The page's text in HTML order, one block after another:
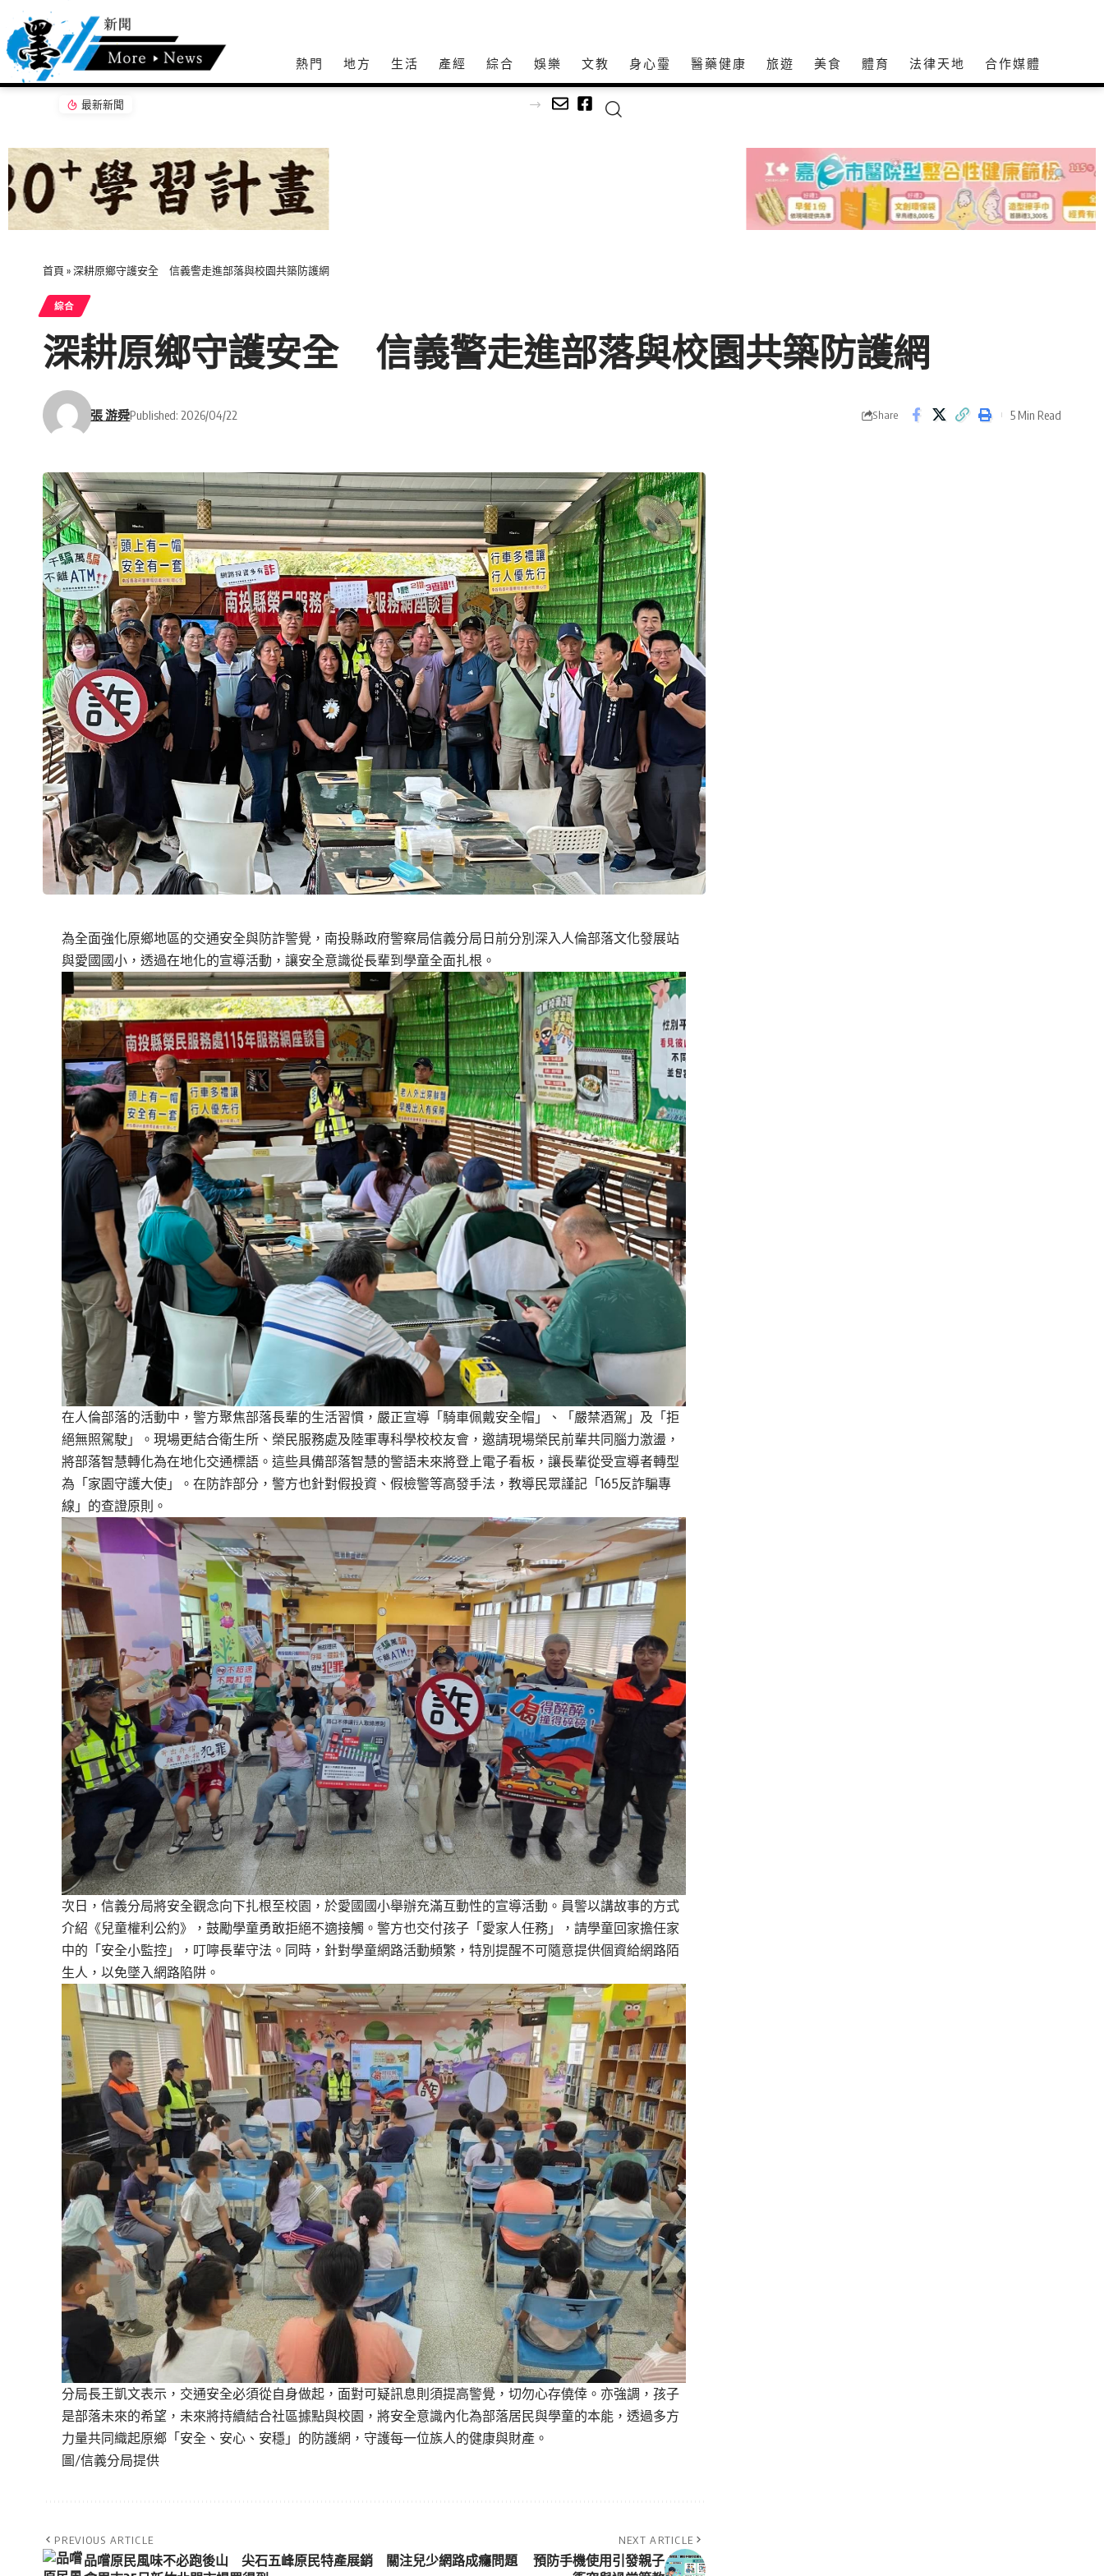
熱門 地方 生活 產經 綜合 娛樂 文教 身心𩆜 醫藥健康 旅遊 美食 體育 法律天地 合作媒體
最新新聞
首頁 »深耕原鄉守護安全 信義警走進部落與校園共築防護網
綜合
深耕原鄉守護安全 信義警走進部落與校園共築防護網
張 游舜Published: 2026/04/22 Share 5 Min Read
為全面強化原鄉地區的交通安全與防詐警覺， 南投縣政府警察局信義分局日前分別深入人倫部落文化發展站
與愛國 國小，透過在地化的宣導活動，讓安全意識從長輩到學童全面扎根。
在人倫部落的活動中，警方聚焦部落長輩的生活習慣，嚴正宣導「騎車佩戴安全帽」、「嚴禁酒駕」及「拒
絕無照駕駛」。現場更結合衛生所、榮民服務處及陸軍專科學校校友會，邀請現場榮民前輩共同腦力激盪，
將部落智慧轉化為在地化交通標語。這些具備部落智慧的警語未來將登上電子看板，讓長輩從受宣導者轉型
為「家園守護大使」。在防詐部分，警方也針對假投資、假檢警等高發手法，教導民眾謹記「165反詐騙專
線」的查證原則。
次日，信義分局將安全觀念向下扎根至校園，於愛國國小舉辦充滿互動性的宣導活動。員警以講故事的方式
介紹《兒童權利公約》，鼓勵學童勇敢拒絕不適接觸。警方也交付孩子「愛家人任務」，請學童回家擔任家
中的「安全小監控」， 叮嚀長輩守法。同時，針對學童網路活動頻繁，特別提醒不可隨意提供個資給網路陌
生人，以免墜入網路陷阱。
分局長王凱文表示，交通安全必須從自身做起， 面對可疑訊息則須提高警覺，切勿心存僥倖。亦強調，孩子
是部落未來的希望，未來將持續結合社區據點與校園，將安全意識內化為部落居民與學童的本能，透過多方
力量共同織起原鄉「安全、安心、安穩」的防護網， 守護每一位族人的健康與財產。
圖/信義分局提供
PREVIOUS ARTICLE
品嚐原民風味不必跑後山 尖石五峰原民特產展銷
NEXT ARTICLE
關注兒少網路成癮問題 預防手機使用引發親子